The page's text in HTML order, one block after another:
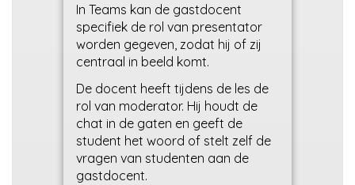
In Teams kan de gastdocent
specifiek de rol van presentator
worden gegeven, zodat hij of zij
centraal in beeld komt.
De docent heeft tijdens de les de
rol van moderator. Hij houdt de
chat in de gaten en geeft de
student het woord of stelt zelf de
vragen van studenten aan de
gastdocent.